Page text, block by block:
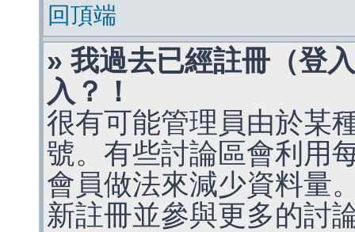
回頂端
» 我過去已經註冊（登
入？！
很有可能管理員由於某
號。有些討論區會利用
會員做法來減少資料量
新註冊並參與更多的討